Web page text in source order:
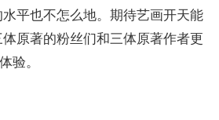
平也不怎么地。期待艺画开天能
原著的粉丝们和三体原著作者更
验。